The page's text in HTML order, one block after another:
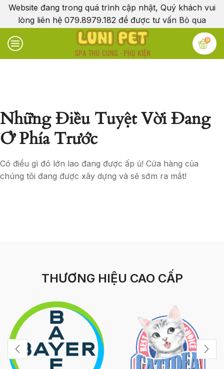
Website đang trong quá trình cập nhật, Quý khách vui
lòng liên hệ 079.8979.182 để được tư vấn Bỏ qua
0
Những Điều Tuyệt Vời Đang
Ở Phía Trước
Có điều gì đó lớn lao đang được ấp ủ! Cửa hàng của
chúng tôi đang được xây dựng và sẽ sớm ra mắt!
THƯƠNG HIỆU CAO CẤP